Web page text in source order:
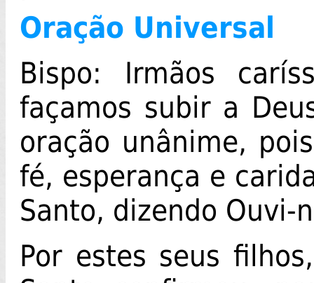
Oração Universal
Bispo: Irmãos
façamos subir a
oração unânime,
fé, esperança e
Santo, dizendo Ouvi-
Por estes seus